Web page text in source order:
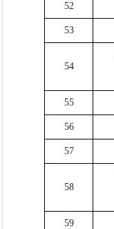
52
53
54
55
56
57
58
59